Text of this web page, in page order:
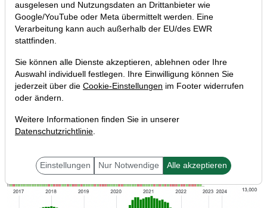
10.09.2022 um 13:59 Uhr | P. Uhlschmied
ausgelesen und Nutzungsdaten an Drittanbieter wie
Google/YouTube oder Meta übermittelt werden. Eine
Verarbeitung kann auch außerhalb der EU/des EWR
stattfinden.
Sie können alle Dienste akzeptieren, ablehnen oder Ihre
Auswahl individuell festlegen. Ihre Einwilligung können Sie
jederzeit über die Cookie-Einstellungen im Footer widerrufen
oder ändern.
Weitere Informationen finden Sie in unserer
Datenschutzrichtlinie.
Einstellungen Nur Notwendige Alle akzeptieren